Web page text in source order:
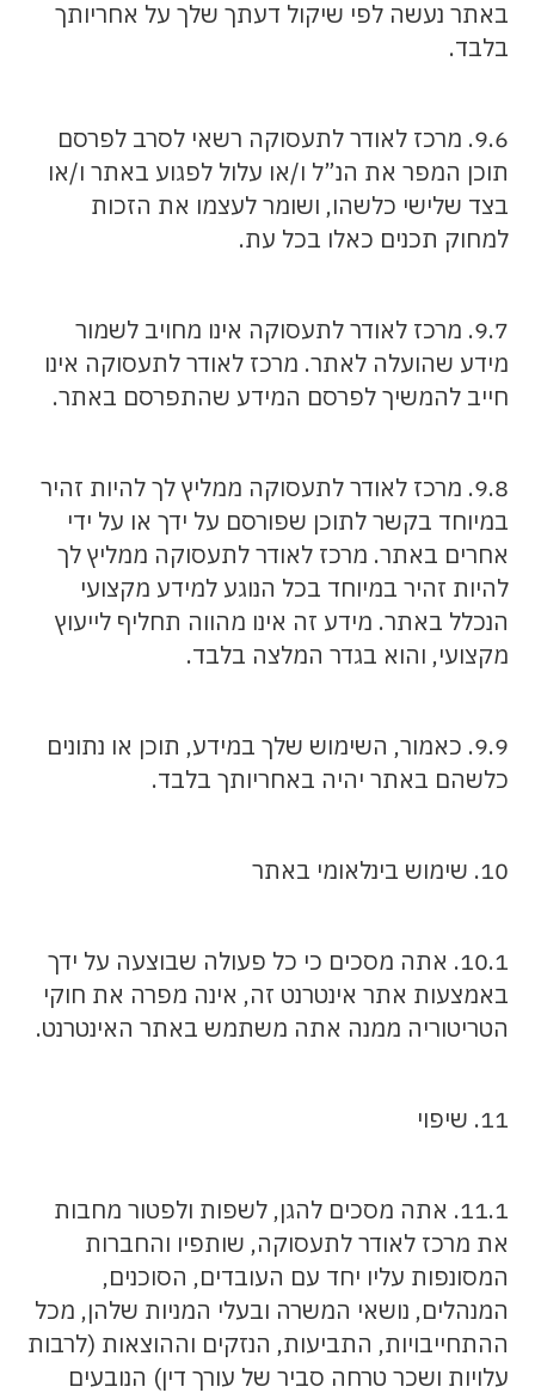
באתר נעשה לפי שיקול דעתך שלך על אחריותך
בלבד.
9.6. מרכז לאודר לתעסוקה רשאי לסרב לפרסם
תוכן המפר את הנ”ל ו/או עלול לפגוע באתר ו/או
בצד שלישי כלשהו, ושומר לעצמו את הזכות
למחוק תכנים כאלו בכל עת.
9.7. מרכז לאודר לתעסוקה אינו מחויב לשמור
מידע שהועלה לאתר. מרכז לאודר לתעסוקה אינו
חייב להמשיך לפרסם המידע שהתפרסם באתר.
9.8. מרכז לאודר לתעסוקה ממליץ לך להיות זהיר
במיוחד בקשר לתוכן שפורסם על ידך או על ידי
אחרים באתר. מרכז לאודר לתעסוקה ממליץ לך
להיות זהיר במיוחד בכל הנוגע למידע מקצועי
הנכלל באתר. מידע זה אינו מהווה תחליף לייעוץ
מקצועי, והוא בגדר המלצה בלבד.
9.9. כאמור, השימוש שלך במידע, תוכן או נתונים
כלשהם באתר יהיה באחריותך בלבד.
10. שימוש בינלאומי באתר
10.1. אתה מסכים כי כל פעולה שבוצעה על ידך
באמצעות אתר אינטרנט זה, אינה מפרה את חוקי
הטריטוריה ממנה אתה משתמש באתר האינטרנט.
11. שיפוי
11.1. אתה מסכים להגן, לשפות ולפטור מחבות
את מרכז לאודר לתעסוקה, שותפיו והחברות
המסונפות עליו יחד עם העובדים, הסוכנים,
המנהלים, נושאי המשרה ובעלי המניות שלהן, מכל
ההתחייבויות, התביעות, הנזקים וההוצאות (לרבות
עלויות ושכר טרחה סביר של עורך דין) הנובעים